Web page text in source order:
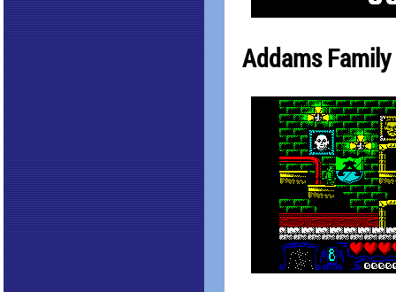
Addams Family